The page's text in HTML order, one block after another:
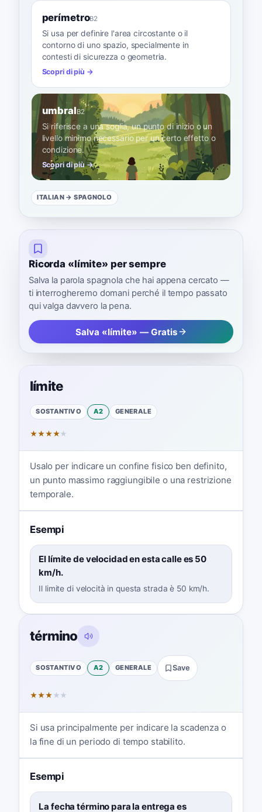
perímetroB2
Si usa per definire l'area circostante o il
contorno di uno spazio, specialmente in
contesti di sicurezza o geometria.
Scopri di più →
umbralB2
Si riferisce a una soglia, un punto di inizio o un
livello minimo necessario per un certo effetto o
condizione.
Scopri di più →
ITALIAN → SPAGNOLO
Ricorda «límite» per sempre
Salva la parola spagnola che hai appena cercato —
ti interrogheremo domani perché il tempo passato
qui valga davvero la pena.
Salva «límite» — Gratis
límite
SOSTANTIVO A2 GENERALE
★★★★★
Usalo per indicare un confine fisico ben definito,
un punto massimo raggiungibile o una restrizione
temporale.
Esempi
El límite de velocidad en esta calle es 50
km/h.
Il limite di velocità in questa strada è 50 km/h.
término
SOSTANTIVO A2 GENERALE Save
★★★ ★ ★
Si usa principalmente per indicare la scadenza o
la fine di un periodo di tempo stabilito.
Esempi
La fecha término para la entrega es